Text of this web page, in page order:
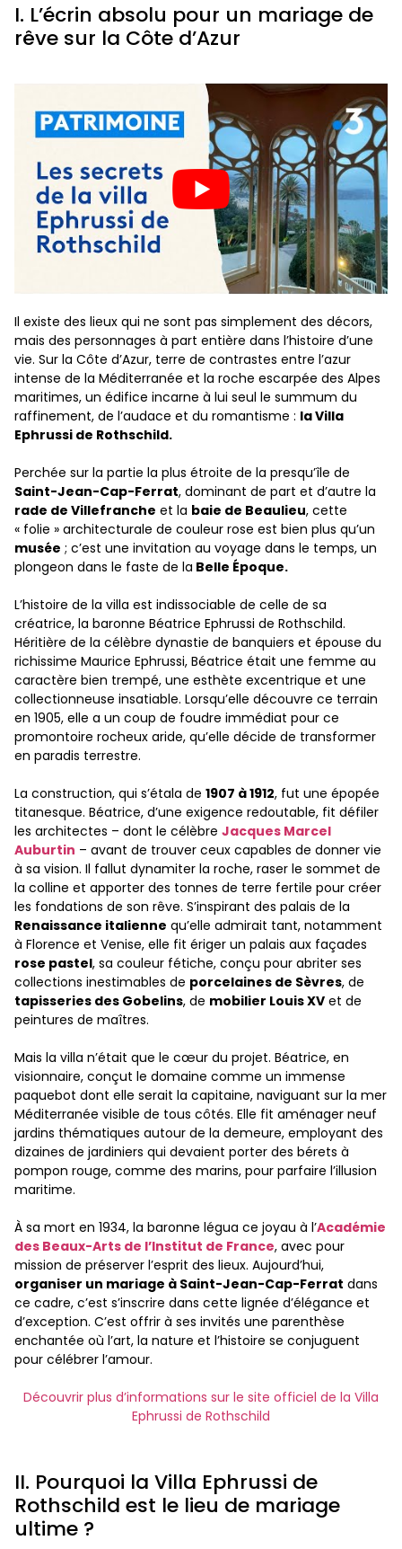
I. L’écrin absolu pour un mariage de
rêve sur la Côte d’Azur
Il existe des lieux qui ne sont pas simplement des décors,
mais des personnages à part entière dans l’histoire d’une
vie. Sur la Côte d’Azur, terre de contrastes entre l’azur
intense de la Méditerranée et la roche escarpée des Alpes
maritimes, un édifice incarne à lui seul le summum du
raffinement, de l’audace et du romantisme : la Villa
Ephrussi de Rothschild.
Perchée sur la partie la plus étroite de la presqu’île de
Saint-Jean-Cap-Ferrat, dominant de part et d’autre la
rade de Villefranche et la baie de Beaulieu, cette
« folie » architecturale de couleur rose est bien plus qu’un
musée ; c’est une invitation au voyage dans le temps, un
plongeon dans le faste de la Belle Époque.
L’histoire de la villa est indissociable de celle de sa
créatrice, la baronne Béatrice Ephrussi de Rothschild.
Héritière de la célèbre dynastie de banquiers et épouse du
richissime Maurice Ephrussi, Béatrice était une femme au
caractère bien trempé, une esthète excentrique et une
collectionneuse insatiable. Lorsqu’elle découvre ce terrain
en 1905, elle a un coup de foudre immédiat pour ce
promontoire rocheux aride, qu’elle décide de transformer
en paradis terrestre.
La construction, qui s’étala de 1907 à 1912, fut une épopée
titanesque. Béatrice, d’une exigence redoutable, fit défiler
les architectes – dont le célèbre Jacques Marcel
Auburtin – avant de trouver ceux capables de donner vie
à sa vision. Il fallut dynamiter la roche, raser le sommet de
la colline et apporter des tonnes de terre fertile pour créer
les fondations de son rêve. S’inspirant des palais de la
Renaissance italienne qu’elle admirait tant, notamment
à Florence et Venise, elle fit ériger un palais aux façades
rose pastel, sa couleur fétiche, conçu pour abriter ses
collections inestimables de porcelaines de Sèvres, de
tapisseries des Gobelins, de mobilier Louis XV et de
peintures de maîtres.
Mais la villa n’était que le cœur du projet. Béatrice, en
visionnaire, conçut le domaine comme un immense
paquebot dont elle serait la capitaine, naviguant sur la mer
Méditerranée visible de tous côtés. Elle fit aménager neuf
jardins thématiques autour de la demeure, employant des
dizaines de jardiniers qui devaient porter des bérets à
pompon rouge, comme des marins, pour parfaire l’illusion
maritime.
À sa mort en 1934, la baronne légua ce joyau à l’Académie
des Beaux-Arts de l’Institut de France, avec pour
mission de préserver l’esprit des lieux. Aujourd’hui,
organiser un mariage à Saint-Jean-Cap-Ferrat dans
ce cadre, c’est s’inscrire dans cette lignée d’élégance et
d’exception. C’est offrir à ses invités une parenthèse
enchantée où l’art, la nature et l’histoire se conjuguent
pour célébrer l’amour.
Découvrir plus d’informations sur le site officiel de la Villa
Ephrussi de Rothschild
II. Pourquoi la Villa Ephrussi de
Rothschild est le lieu de mariage
ultime ?